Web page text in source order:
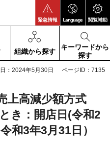
緊急情報 Language 閲覧補助
組織から探す
キーワードから
探す
：2024年5月30日 ページID：7135
上高減少額方式
き：開店日(令和2
和3年3月31日）